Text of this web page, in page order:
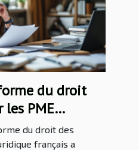
du droit
PME
du droit des
français a